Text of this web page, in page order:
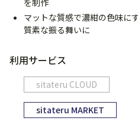
を制作
マットな質感で濃紺の色味に
質素な振る舞いに
利用サービス
sitateru CLOUD
sitateru MARKET